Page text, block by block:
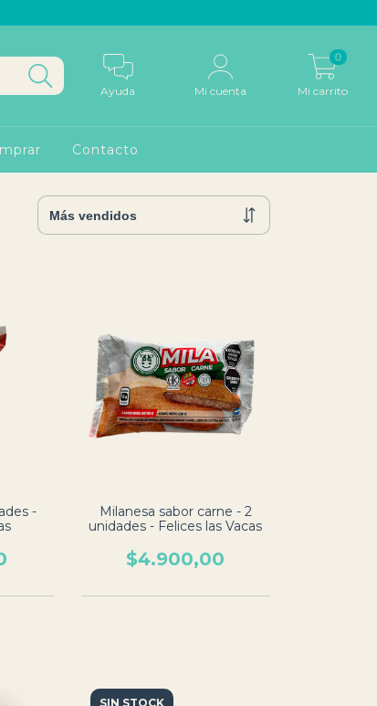
Ayuda Mi cuenta Mi carrito
0
Contacto
-
Milanesa sabor carne - 2
unidades - Felices las Vacas
$4.900,00
SIN STOCK